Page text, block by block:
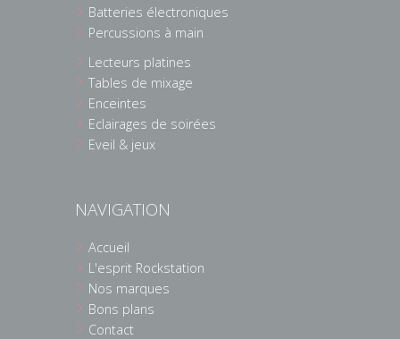
Batteries électroniques
Percussions à main
Lecteurs platines
Tables de mixage
Enceintes
Eclairages de soirées
Eveil & jeux
NAVIGATION
Accueil
L'esprit Rockstation
Nos marques
Bons plans
Contact